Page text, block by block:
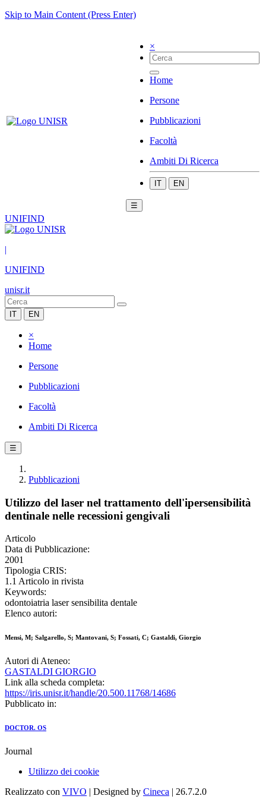
Skip to Main Content (Press Enter)
×
Home
Persone
Pubblicazioni
Facoltà
Ambiti Di Ricerca
IT EN
☰
UNIFIND
|
UNIFIND
unisr.it
IT EN
×
Home
Persone
Pubblicazioni
Facoltà
Ambiti Di Ricerca
☰
Pubblicazioni
Utilizzo del laser nel trattamento dell'ipersensibilità
dentinale nelle recessioni gengivali
Articolo
Data di Pubblicazione:
2001
Tipologia CRIS:
1.1 Articolo in rivista
Keywords:
odontoiatria laser sensibilita dentale
Elenco autori:
Mensi, M; Salgarello, S; Mantovani, S; Fossati, C; Gastaldi, Giorgio
Autori di Ateneo:
GASTALDI GIORGIO
Link alla scheda completa:
https://iris.unisr.it/handle/20.500.11768/14686
Pubblicato in:
DOCTOR. OS
Journal
Utilizzo dei cookie
Realizzato con VIVO | Designed by Cineca | 26.7.2.0